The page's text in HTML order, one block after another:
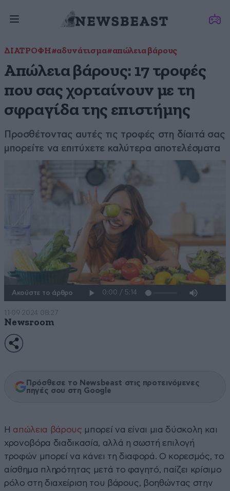
ΔΙΑΤΡΟΦΗ#αδυνάτισμα#απώλεια βάρους
Απώλεια βάρους: 17 τροφές
που σας χορταίνουν με τη
σφραγίδα της επιστήμης
Προσθέτοντας αυτές τις τροφές στη δίαιτά σας
μπορείτε να επιτύχετε καλύτερα αποτελέσματα
Ακούστε το άρθρο
11·09·2024 08:27
Newsroom
Πρόσθεσε το Newsbeast στις προτεινόμενες
πηγές σου στη Google
Η απώλεια βάρους μπορεί να είναι μια δύσκολη και
χρονοβόρα διαδικασία, αλλά η σωστή επιλογή
τροφών μπορεί να κάνει τη διαφορά. Ο κορεσμός, το
αίσθημα πληρότητας μετά το φαγητό, παίζει κρίσιμο
ρόλο στη διαχείριση του βάρους, βοηθώντας στην